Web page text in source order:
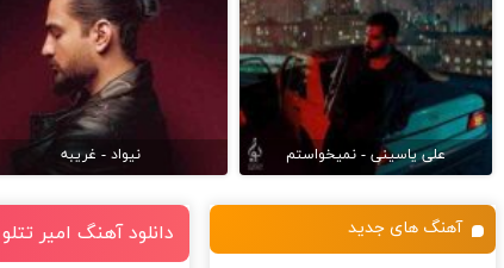
علی یاسینی - نمیخواستم نیواد - غریبه
دانلود آهنگ امیر آهنگ های جدید